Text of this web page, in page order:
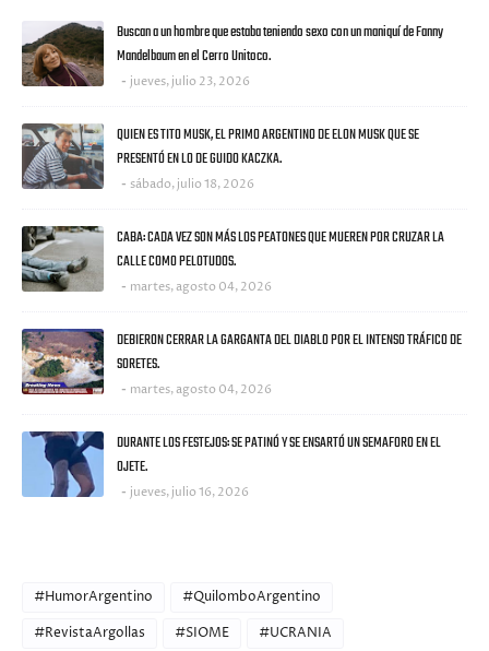
Buscan a un hombre que estaba teniendo sexo con un maniquí de Fanny
Mandelbaum en el Cerro Unitoco.
jueves, julio 23, 2026
QUIEN ES TITO MUSK, EL PRIMO ARGENTINO DE ELON MUSK QUE SE
PRESENTÓ EN LO DE GUIDO KACZKA.
sábado, julio 18, 2026
CABA: CADA VEZ SON MÁS LOS PEATONES QUE MUEREN POR CRUZAR LA
CALLE COMO PELOTUDOS.
martes, agosto 04, 2026
DEBIERON CERRAR LA GARGANTA DEL DIABLO POR EL INTENSO TRÁFICO DE
SORETES.
martes, agosto 04, 2026
DURANTE LOS FESTEJOS: SE PATINÓ Y SE ENSARTÓ UN SEMAFORO EN EL
OJETE.
jueves, julio 16, 2026
#HumorArgentino
#QuilomboArgentino
#RevistaArgollas
#SIOME
#UCRANIA